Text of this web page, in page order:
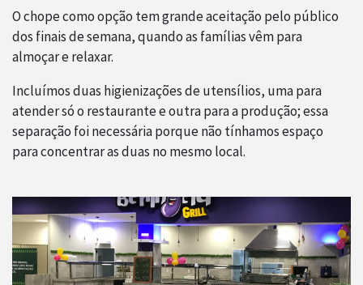
O chope como opção tem grande aceitação pelo público
dos finais de semana, quando as famílias vêm para
almoçar e relaxar.
Incluímos duas higienizações de utensílios, uma para
atender só o restaurante e outra para a produção; essa
separação foi necessária porque não tínhamos espaço
para concentrar as duas no mesmo local.